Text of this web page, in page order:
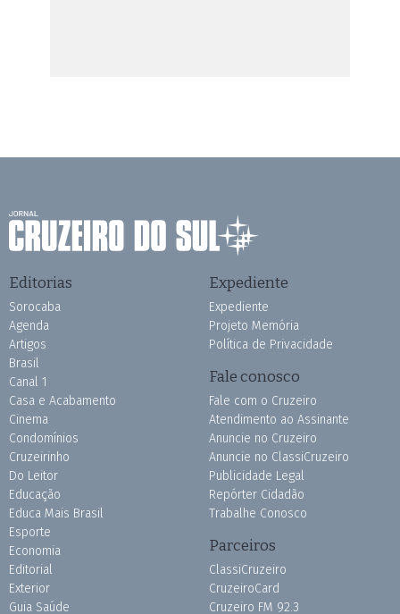
Editorias
Sorocaba
Agenda
Artigos
Brasil
Canal 1
Casa e Acabamento
Cinema
Condomínios
Cruzeirinho
Do Leitor
Educação
Educa Mais Brasil
Esporte
Economia
Editorial
Exterior
Guia Saúde
Expediente
Expediente
Projeto Memória
Política de Privacidade
Fale conosco
Fale com o Cruzeiro
Atendimento ao Assinante
Anuncie no Cruzeiro
Anuncie no ClassiCruzeiro
Publicidade Legal
Repórter Cidadão
Trabalhe Conosco
Parceiros
ClassiCruzeiro
CruzeiroCard
Cruzeiro FM 92.3